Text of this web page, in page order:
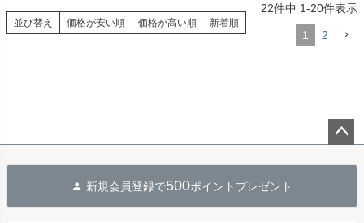
並び替え 価格が安い順 価格が高い順 新着順
22件中 1-20件表示
1 2
へ
新規会員登録で500ポイントプレゼント